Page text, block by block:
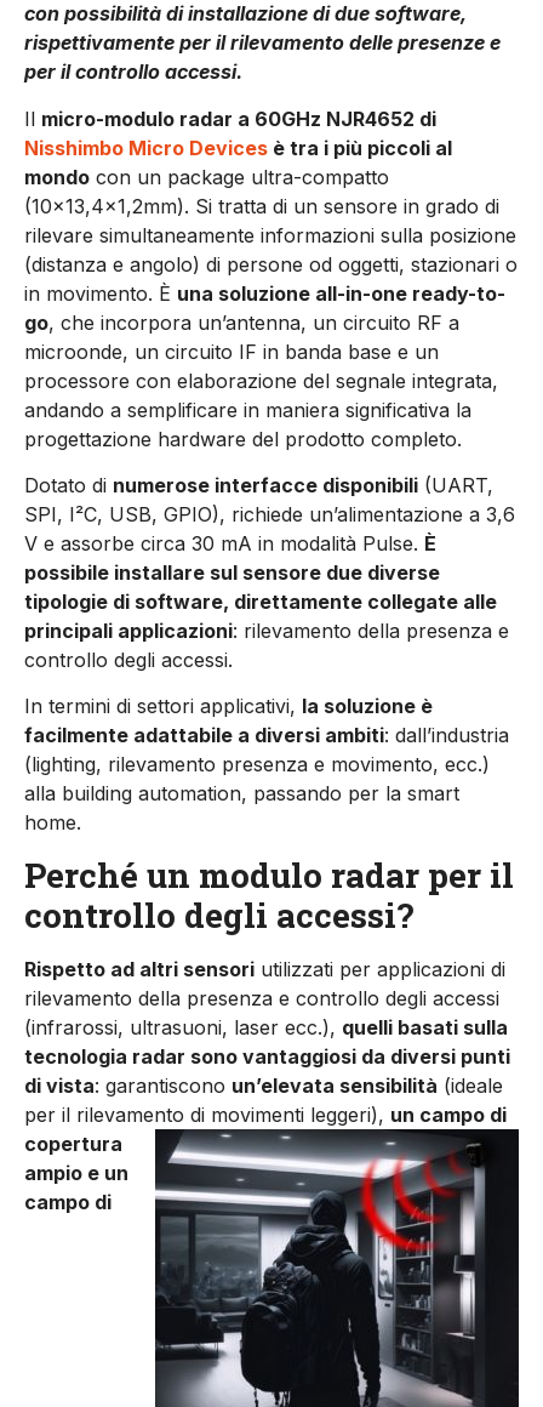
con possibilità di installazione di due software,
rispettivamente per il rilevamento delle presenze e
per il controllo accessi.
Il micro-modulo radar a 60GHz NJR4652 di
Nisshimbo Micro Devices è tra i più piccoli al
mondo con un package ultra-compatto
(10×13,4×1,2mm). Si tratta di un sensore in grado di
rilevare simultaneamente informazioni sulla posizione
(distanza e angolo) di persone od oggetti, stazionari o
in movimento. È una soluzione all-in-one ready-to-
go, che incorpora un’antenna, un circuito RF a
microonde, un circuito IF in banda base e un
processore con elaborazione del segnale integrata,
andando a semplificare in maniera significativa la
progettazione hardware del prodotto completo.
Dotato di numerose interfacce disponibili (UART,
SPI, I²C, USB, GPIO), richiede un’alimentazione a 3,6
V e assorbe circa 30 mA in modalità Pulse. È
possibile installare sul sensore due diverse
tipologie di software, direttamente collegate alle
principali applicazioni: rilevamento della presenza e
controllo degli accessi.
In termini di settori applicativi, la soluzione è
facilmente adattabile a diversi ambiti: dall’industria
(lighting, rilevamento presenza e movimento, ecc.)
alla building automation, passando per la smart
home.
Perché un modulo radar per il
controllo degli accessi?
Rispetto ad altri sensori utilizzati per applicazioni di
rilevamento della presenza e controllo degli accessi
(infrarossi, ultrasuoni, laser ecc.), quelli basati sulla
tecnologia radar sono vantaggiosi da diversi punti
di vista: garantiscono un’elevata sensibilità (ideale
per il rilevamento di movimenti leggeri), un campo di
copertura
ampio e un
campo di